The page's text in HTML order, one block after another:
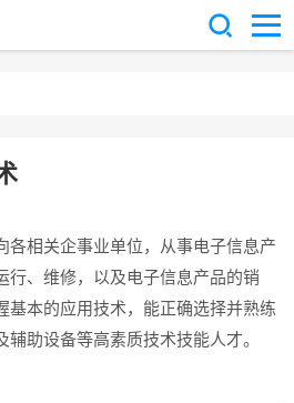
各相关企事业单位，从事电子信息产
行、维修，以及电子信息产品的销
基本的应用技术，能正确选择并熟练
助设备等高素质技术技能人才。